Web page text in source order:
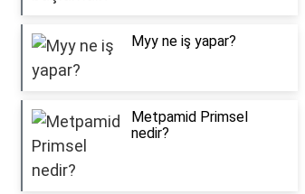
Myy ne iş yapar?
Metpamid Primsel
nedir?